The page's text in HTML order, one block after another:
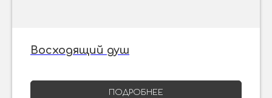
Восходящий душ
ПОДРОБНЕЕ